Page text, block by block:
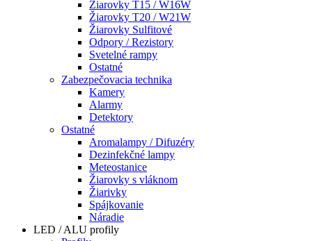
Žiarovky T15 / W16W
Žiarovky T20 / W21W
Žiarovky Sulfitové
Odpory / Rezistory
Svetelné rampy
Ostatné
Zabezpečovacia technika
Kamery
Alarmy
Detektory
Ostatné
Aromalampy / Difuzéry
Dezinfekčné lampy
Meteostanice
Žiarovky s vláknom
Žiarivky
Spájkovanie
Náradie
LED / ALU profily